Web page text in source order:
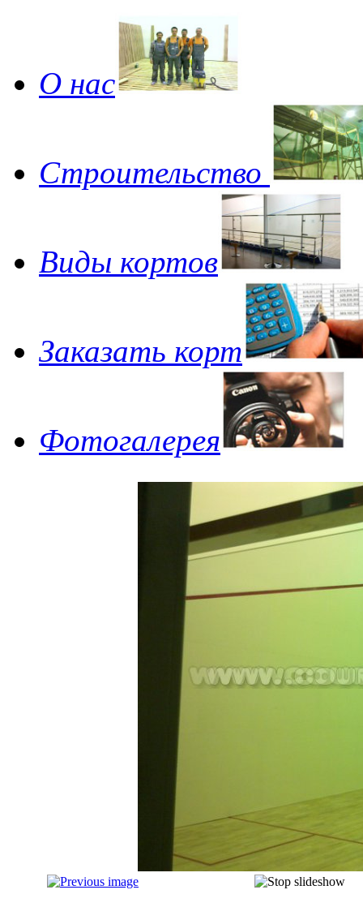
О нас
Строительство
Виды кортов
Заказать корт
Фотогалерея